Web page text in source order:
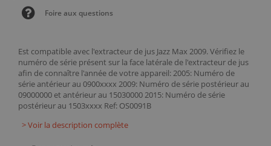
Est compatible avec l'extracteur de jus Jazz Max 2009. Vérifiez le
numéro de série présent sur la face latérale de l'extracteur de jus
afin de connaître l'année de votre appareil: 2005: Numéro de
série antérieur au 0900xxxx 2009: Numéro de série postérieur au
09000000 et antérieur au 15030000 2015: Numéro de série
postérieur au 1503xxxx Ref: OS0091B
> Voir la description complète
Foire aux questions